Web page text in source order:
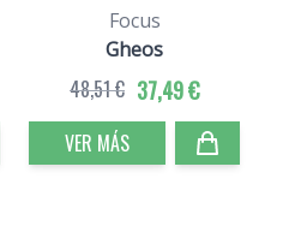
Focus
Gheos
37,49 €
48,51 €
VER MÁS